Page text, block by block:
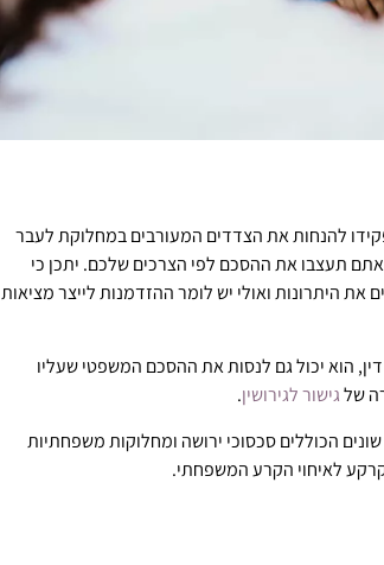
להנחות את הצדדים המעורבים במחלוקת לעבר
תעצבו את ההסכם לפי הצרכים שלכם. יתכן כי
היתרונות ואולי יש לומר ההזדמנות לייצר מציאות
הוא יכול גם לנסות את ההסכם המשפטי שעליו
שלגישור לגירושין.
הכוללים סכסוכי ירושה ומחלוקות משפחתיות
לאיחוי הקרע המשפחתי.